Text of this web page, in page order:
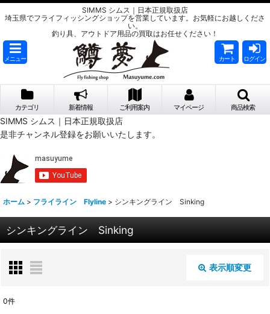
SIMMS シムス｜日本正規取扱店
埼玉県でフライフィッシングショップを営業しています。お気軽にお越しくださ
い。
釣り具、アウトドア用品の買取はお任せください！
メニュー カート ログイン
カテゴリ 新着情報 ご利用案内 マイページ 商品検索
SIMMS シムス｜日本正規取扱店
是非チャンネル登録をお願いいたします。
ホーム > フライライン Flyline > シンキングライン Sinking
シンキングライン Sinking
表示順変更
0件